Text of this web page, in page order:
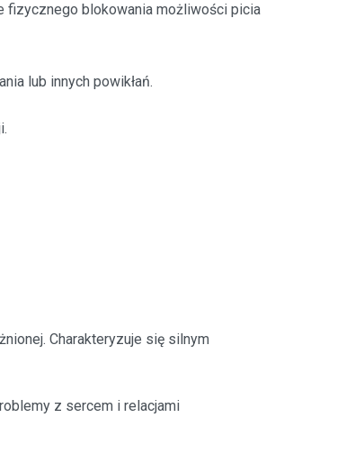
fizycznego blokowania możliwości picia
lub innych powikłań.
Charakteryzuje się silnym
z sercem i relacjami